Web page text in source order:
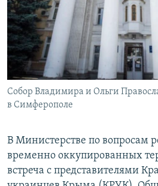
ПОБЕДИТЕЛЕЙ НЕ СУДЯТ?
КРЫМ.НЕПОКОРЕННЫЙ
ELIFBE
УКРАИНСКАЯ ПРОБЛЕМА КРЫМА
ПРИСОЕДИНЯЙТЕСЬ!
Все сайты RFE/RL
Собор Владимира и Ольги
в Симферополе
В Министерстве по вопросам
временно оккупированных
встреча с представителями